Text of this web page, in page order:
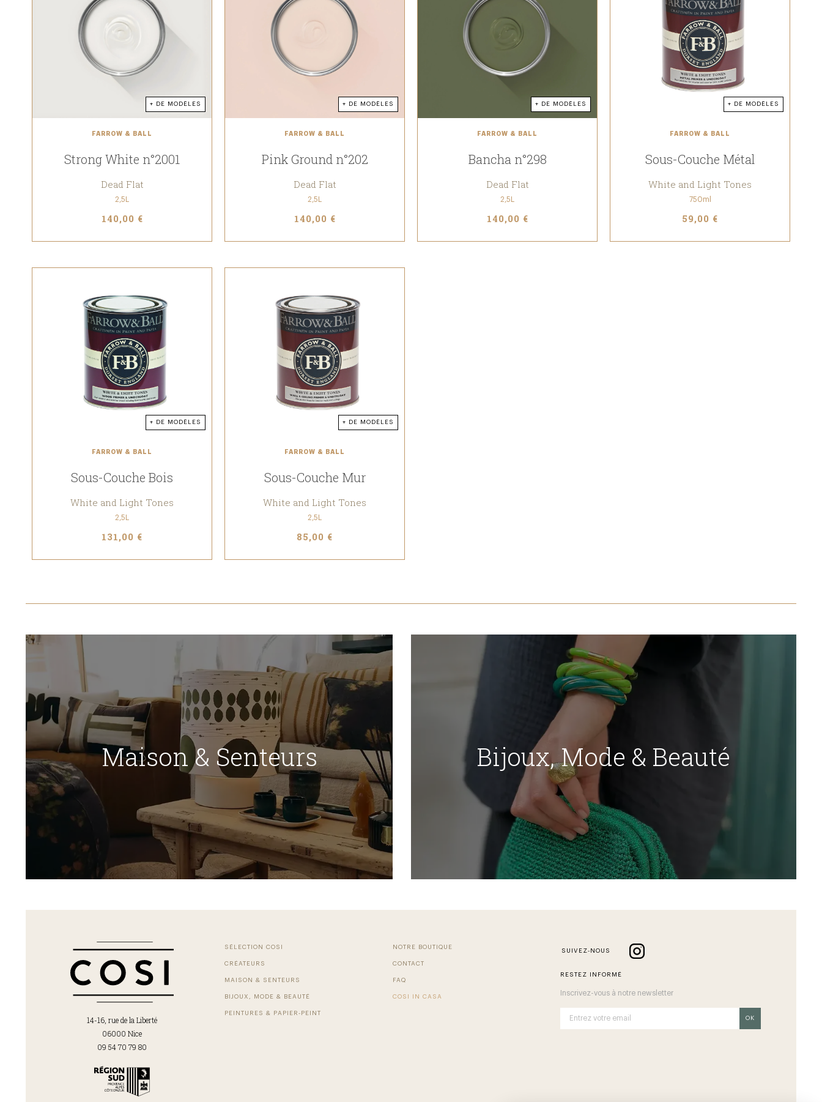
+ DE MODÈLES
FARROW & BALL
Strong White n°2001
Dead Flat
2,5L
140,00 €
+ DE MODÈLES
FARROW & BALL
Pink Ground n°202
Dead Flat
2,5L
140,00 €
+ DE MODÈLES
FARROW & BALL
Bancha n°298
Dead Flat
2,5L
140,00 €
+ DE MODÈLES
FARROW & BALL
Sous-Couche Métal
White and Light Tones
750ml
59,00 €
+ DE MODÈLES
FARROW & BALL
Sous-Couche Bois
White and Light Tones
2,5L
131,00 €
+ DE MODÈLES
FARROW & BALL
Sous-Couche Mur
White and Light Tones
2,5L
85,00 €
Maison & Senteurs Bijoux, Mode & Beauté
14-16, rue de la Liberté
06000 Nice
09 54 70 79 80
SÉLECTION COSI
CRÉATEURS
MAISON & SENTEURS
BIJOUX, MODE & BEAUTÉ
PEINTURES & PAPIER-PEINT
NOTRE BOUTIQUE
CONTACT
FAQ
COSI IN CASA
SUIVEZ-NOUS
RESTEZ INFORMÉ
Inscrivez-vous à notre newsletter
OK